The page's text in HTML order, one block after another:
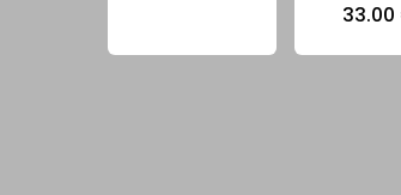
33.00